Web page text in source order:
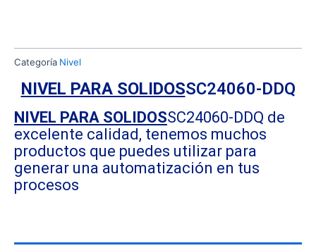
Categoría Nivel
NIVEL PARA SOLIDOSSC24060-DDQ
NIVEL PARA SOLIDOSSC24060-DDQ de
excelente calidad, tenemos muchos
productos que puedes utilizar para
generar una automatización en tus
procesos